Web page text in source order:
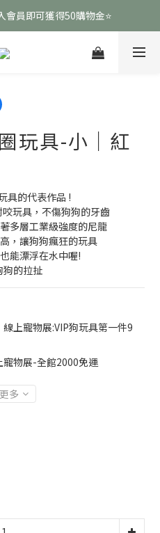
會員即可獲得50購物金⭐
玩具-小｜紅
具的代表作品 !
玩具，不傷狗狗的牙齒
多層工業級強度的尼龍
，讓狗狗瘋狂的玩具
能漂浮在水中喔!
狗的拉扯
線上寵物展:VIP狗玩具第一件9
寵物展-全館2000免運
多